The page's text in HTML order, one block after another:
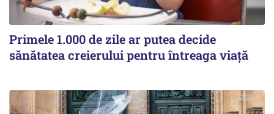
Primele 1.000 de zile ar putea decide
sănătatea creierului pentru întreaga viață